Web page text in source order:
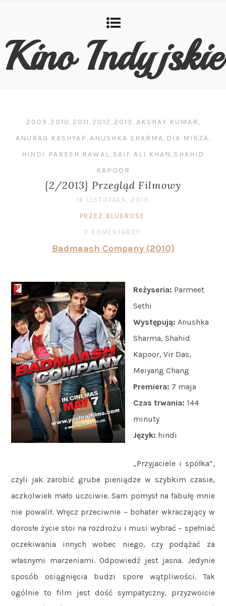
Kino Indyjskie
2009 , 2010 , 2011 , 2012 , 2013 ,AKSHAY KUMAR ,
ANURAG KASHYAP ,ANUSHKA SHARMA, DIA MIRZA,
HINDI , PARESH RAWAL, SAIF ALI KHAN , SHAHID
KAPOOR
{2/2013} Przegląd Filmowy
16 LISTOPADA, 2013
PRZEZ BLUEROSE
7 KOMENTARZY
Badmaash Company (2010)
Reżyseria: Parmeet
Sethi
Występują: Anushka
Sharma, Shahid
Kapoor, Vir Das,
Meiyang Chang
Premiera: 7 maja
Czas trwania: 144
minuty
Język: hindi
„Przyjaciele i spółka”,
czyli jak zarobić grube pieniądze w szybkim czasie,
aczkolwiek mało uczciwie. Sam pomysł na fabułę mnie
nie powalił. Wręcz przeciwnie – bohater wkraczający w
dorosłe życie stoi na rozdrożu i musi wybrać – spełniać
oczekiwania innych wobec niego, czy podążać za
własnymi marzeniami. Odpowiedź jest jasna. Jedynie
sposób osiągnięcia budzi spore wątpliwości. Tak
ogólnie to film jest dość sympatyczny, przyzwoicie